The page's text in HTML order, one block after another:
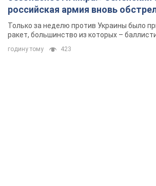
российская армия вновь
Одессе
Только за неделю против Украины было
ракет, большинство из которых –
годину тому 423